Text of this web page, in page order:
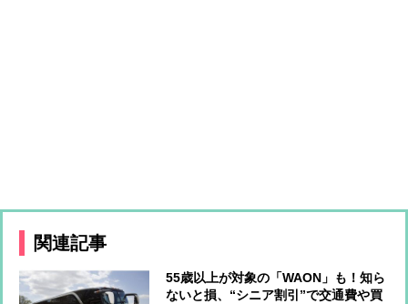
関連記事
55歳以上が対象の「WAON」も！知ら
ないと損、“シニア割引”で交通費や買